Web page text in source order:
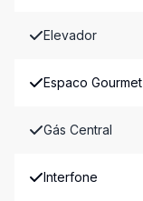
Elevador
Espaco Gourmet
Gás Central
Interfone